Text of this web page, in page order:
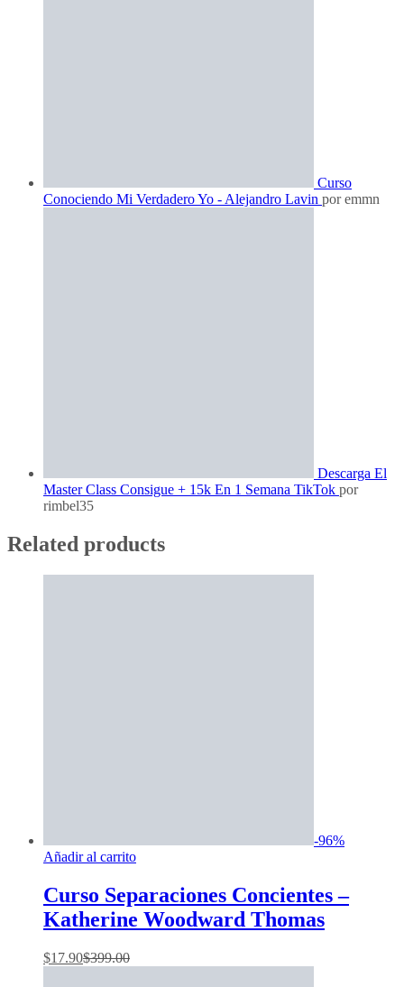
Curso
Conociendo Mi Verdadero Yo - Alejandro Lavin por emmn
Descarga El
Master Class Consigue + 15k En 1 Semana TikTok por
rimbel35
Related products
-96%
Añadir al carrito
Curso Separaciones Concientes –
Katherine Woodward Thomas
$17.90$399.00